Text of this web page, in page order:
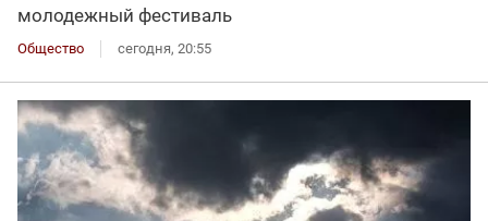
молодежный фестиваль
Общество сегодня, 20:55